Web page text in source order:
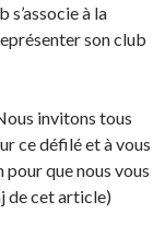
s’associe à la
son club
invitons tous
ce défilé et à vous
que nous vous
de cet article)